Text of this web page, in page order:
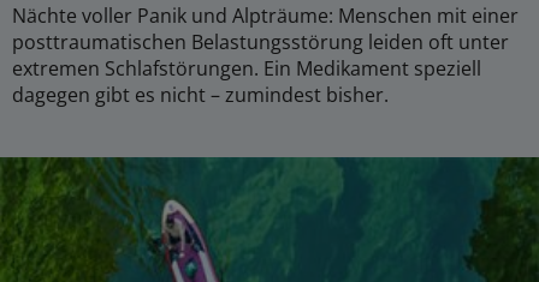
Nächte voller Panik und Alpträume: Menschen mit einer
posttraumatischen Belastungsstörung leiden oft unter
extremen Schlafstörungen. Ein Medikament speziell
dagegen gibt es nicht – zumindest bisher.